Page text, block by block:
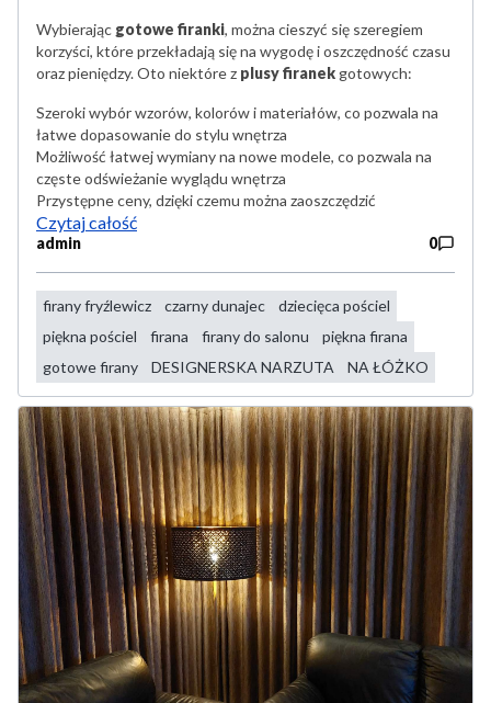
Wybierając gotowe firanki, można cieszyć się szeregiem
korzyści, które przekładają się na wygodę i oszczędność czasu
oraz pieniędzy. Oto niektóre z plusy firanek gotowych:
Szeroki wybór wzorów, kolorów i materiałów, co pozwala na
łatwe dopasowanie do stylu wnętrza
Możliwość łatwej wymiany na nowe modele, co pozwala na
częste odświeżanie wyglądu wnętrza
Przystępne ceny, dzięki czemu można zaoszczędzić
Czytaj całość
admin 0
firany fryźlewicz czarny dunajec
dziecięca pościel
piękna pościel
firana firany do salonu
piękna firana
gotowe firany
DESIGNERSKA NARZUTA NA ŁÓŻKO